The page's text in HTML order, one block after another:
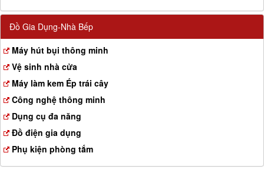
Đồ Gia Dụng-Nhà Bếp
Máy hút bụi thông minh
Vệ sinh nhà cửa
Máy làm kem Ép trái cây
Công nghệ thông minh
Dụng cụ đa năng
Đồ điện gia dụng
Phụ kiện phòng tắm